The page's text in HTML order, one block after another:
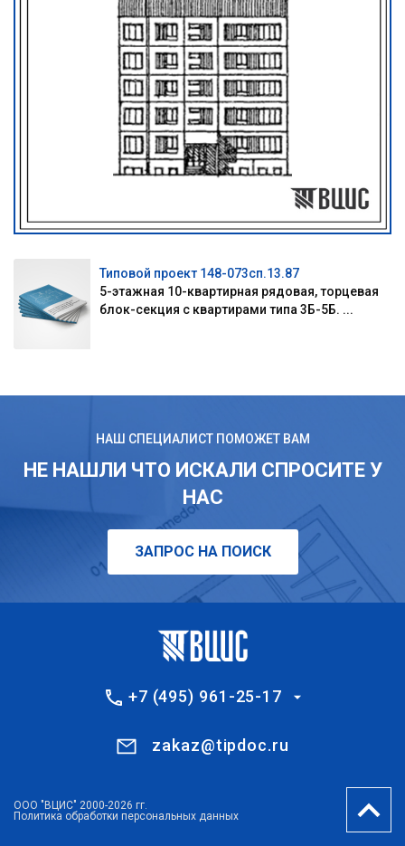
Типовой проект 148-073сп.13.87
5-этажная 10-квартирная рядовая, торцевая
блок-секция с квартирами типа 3Б-5Б. ...
НАШ СПЕЦИАЛИСТ ПОМОЖЕТ ВАМ
НЕ НАШЛИ ЧТО ИСКАЛИ СПРОСИТЕ У
НАС
ЗАПРОС НА ПОИСК
+7 (495) 961-25-17
zakaz@tipdoc.ru
ООО "ВЦИС" 2000-2026 гг.
Политика обработки персональных данных